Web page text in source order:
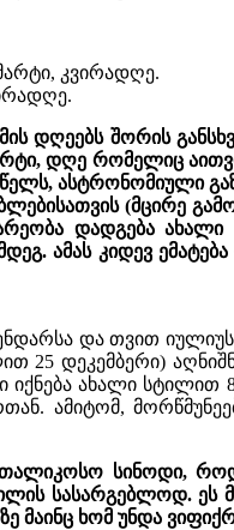
კვირადღე.
შორის
დღე რომელიც
ასტრონომიული
(მცირე
დადგება
ამას კიდევ
და თვით
25 დეკემბერი)
ახალი
ამიტომ,
სინოდი,
სასარგებლოდ.
მაინც ხომ უნდა